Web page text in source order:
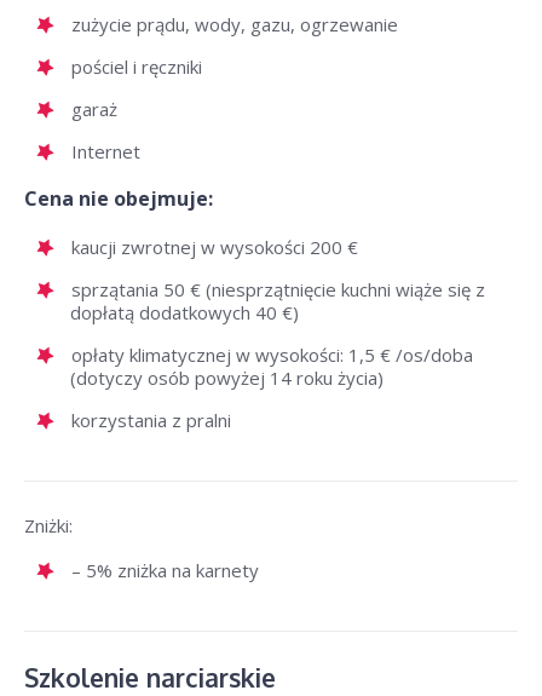
zużycie prądu, wody, gazu, ogrzewanie
pościel i ręczniki
garaż
Internet
Cena nie obejmuje:
kaucji zwrotnej w wysokości 200 €
sprzątania 50 € (niesprzątnięcie kuchni wiąże się z
dopłatą dodatkowych 40 €)
opłaty klimatycznej w wysokości: 1,5 € /os/doba
(dotyczy osób powyżej 14 roku życia)
korzystania z pralni
Zniżki:
– 5% zniżka na karnety
Szkolenie narciarskie